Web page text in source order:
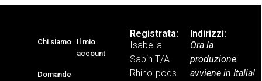
Chi siamo
Domande
Il mio
account
Registrata:
Isabella
Sabin T/A
Rhino-pods
Indirizzi:
Ora la
produzione
avviene in Italia!